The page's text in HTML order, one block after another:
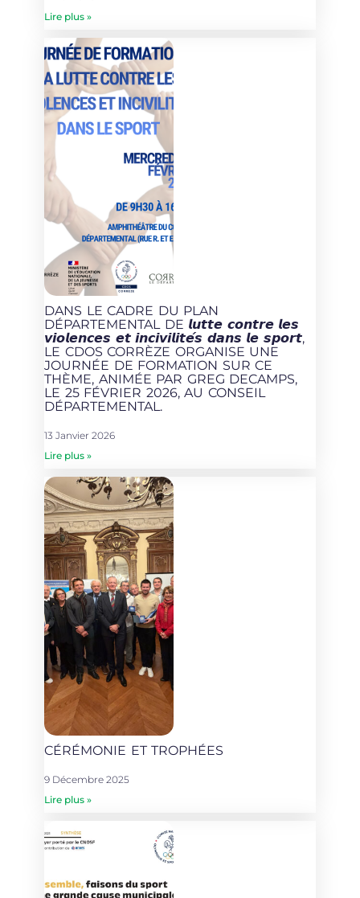
Lire plus »
DANS LE CADRE DU PLAN
DÉPARTEMENTAL DE 𝙡𝙪𝙩𝙩𝙚 𝙘𝙤𝙣𝙩𝙧𝙚 𝙡𝙚𝙨
𝙫𝙞𝙤𝙡𝙚𝙣𝙘𝙚𝙨 𝙚𝙩 𝙞𝙣𝙘𝙞𝙫𝙞𝙡𝙞𝙩𝙚́𝙨 𝙙𝙖𝙣𝙨 𝙡𝙚 𝙨𝙥𝙤𝙧𝙩,
LE CDOS CORRÈZE ORGANISE UNE
JOURNÉE DE FORMATION SUR CE
THÈME, ANIMÉE PAR GREG DECAMPS,
LE 25 FÉVRIER 2026, AU CONSEIL
DÉPARTEMENTAL.
13 Janvier 2026
Lire plus »
CÉRÉMONIE ET TROPHÉES
9 Décembre 2025
Lire plus »